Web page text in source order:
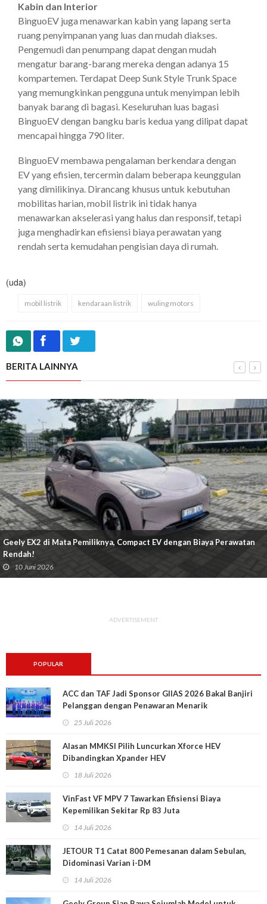
Kabin dan Interior
BinguoEV juga menawarkan kabin yang lapang serta
ruang penyimpanan yang luas dan mudah diakses.
Pengemudi dan penumpang dapat dengan mudah
mengatur barang-barang mereka dengan adanya 15
kompartemen. Terdapat Deep Sunk Style Trunk Space
yang memungkinkan pengguna untuk menyimpan lebih
banyak barang di bagasi. Keseluruhan luas bagasi
BinguoEV dengan bangku baris kedua yang dilipat dapat
mencapai hingga 790 liter.
BinguoEV membawa pengalaman berkendara dengan
EV yang efisien, tercermin dalam beberapa keunggulan
yang dimilikinya. Dirancang khusus untuk kebutuhan
mobilitas harian, mobil listrik ini tidak hanya
menawarkan akselerasi yang halus dan responsif, tetapi
juga menghadirkan efisiensi biaya perawatan yang
rendah serta kemudahan pengisian daya di rumah.
(uda)
mobil listrik kendaraan listrik wuling motors
BERITA LAINNYA
Geely EX2 di Mata Pemiliknya, Compact EV dengan Biaya Perawatan
Rendah!
10 Juni 2026
ADVERTISEMENT
POPULAR
ACC dan TAF Jadi Sponsor GIIAS 2026 Bakal Banjiri
Pelanggan dengan Penawaran Menarik
25 Juli 2026
Alasan MMKSI Pilih Luncurkan Xforce HEV
Dibandingkan Xpander HEV
18 Juli 2026
VinFast VF MPV 7 Tawarkan Efisiensi Biaya
Kepemilikan Sekitar Rp 83 Juta
14 Juli 2026
JETOUR T1 Catat 800 Pemesanan dalam Sebulan,
Didominasi Varian i-DM
14 Juli 2026